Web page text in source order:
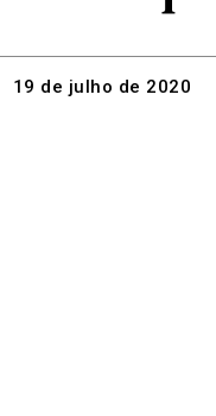
19 de julho de 2020